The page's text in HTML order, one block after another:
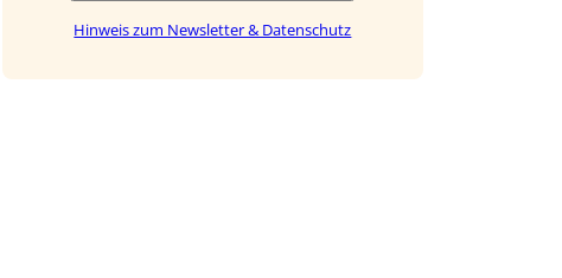
Hinweis zum Newsletter & Datenschutz